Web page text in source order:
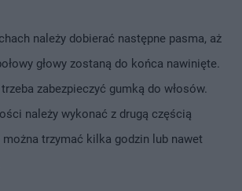
należy dobierać następne pasma, aż
głowy zostaną do końca nawinięte.
zabezpieczyć gumką do włosów.
należy wykonać z drugą częścią
można trzymać kilka godzin lub nawet